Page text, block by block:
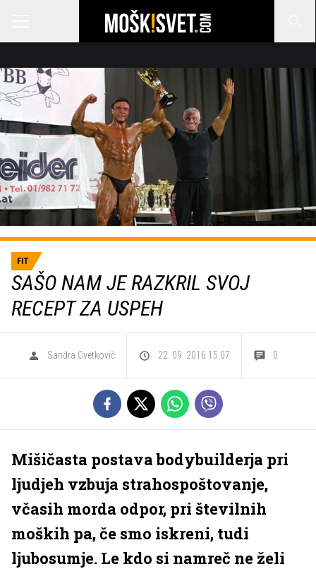
FIT
SAŠO NAM JE RAZKRIL SVOJ
RECEPT ZA USPEH
Sandra Cvetkovič 22. 09. 2016 15.07 0
Mišičasta postava bodybuilderja pri
ljudjeh vzbuja strahospoštovanje,
včasih morda odpor, pri številnih
moških pa, če smo iskreni, tudi
ljubosumje. Le kdo si namreč ne želi